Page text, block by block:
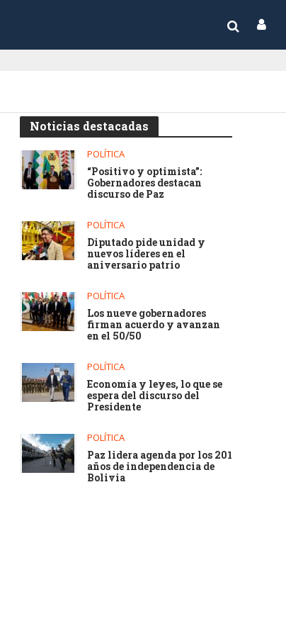
Noticias destacadas
POLÍTICA
“Positivo y optimista”:
Gobernadores destacan
discurso de Paz
POLÍTICA
Diputado pide unidad y
nuevos líderes en el
aniversario patrio
POLÍTICA
Los nueve gobernadores
firman acuerdo y avanzan
en el 50/50
POLÍTICA
Economía y leyes, lo que se
espera del discurso del
Presidente
POLÍTICA
Paz lidera agenda por los 201
años de independencia de
Bolivia